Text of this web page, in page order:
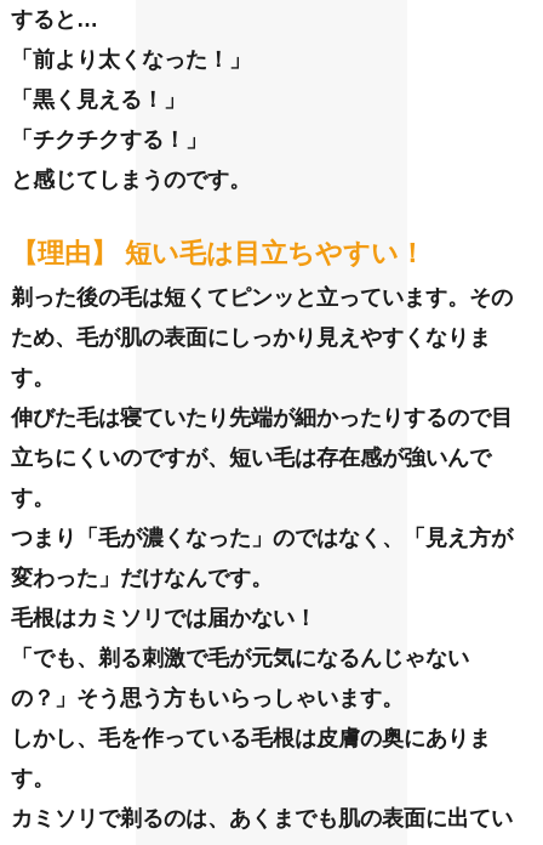
すると…
「前より太くなった！」
「黒く見える！」
「チクチクする！」
と感じてしまうのです。
【理由】 短い毛は目立ちやすい！
剃った後の毛は短くてピンッと立っています。 その
ため、毛が肌の表面にしっかり見えやすくなりま
す。
伸びた毛は寝ていたり先端が細かったりするので目
立ちにくいのですが、短い毛は存在感が強いんで
す。
つまり「毛が濃くなった」のではなく、「見え方が
変わった」だけなんです。
毛根はカミソリでは届かない！
「でも、剃る刺激で毛が元気になるんじゃない
の？」 そう思う方もいらっしゃいます。
しかし、毛を作っている毛根は皮膚の奥にありま
す。
カミソリで剃るのは、あくまでも肌の表面に出てい